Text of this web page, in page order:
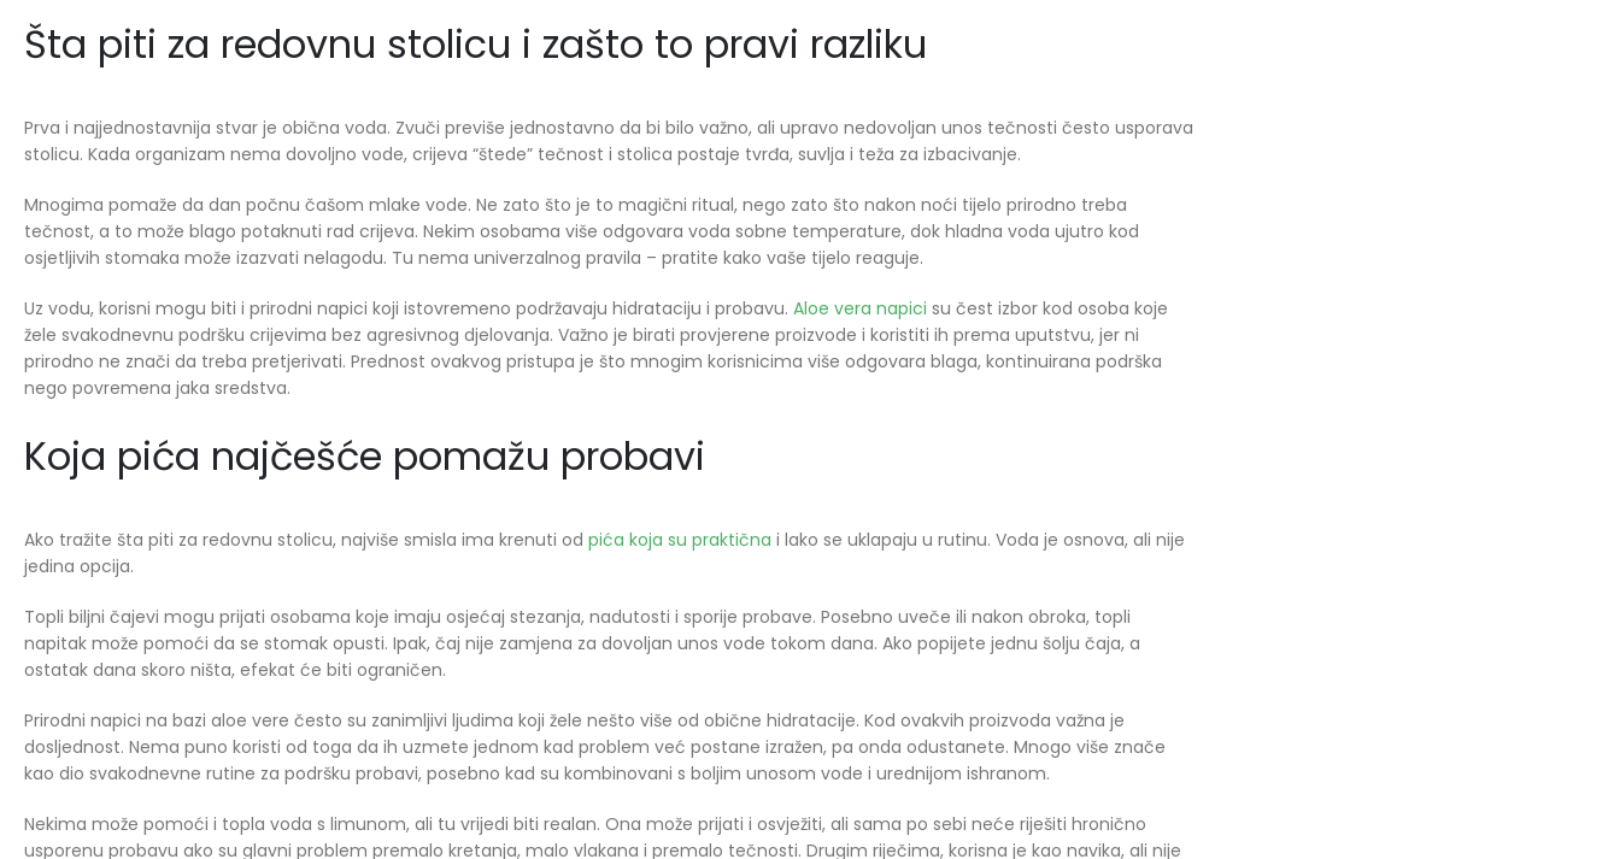
Šta piti za redovnu stolicu i zašto to pravi razliku
Prva i najjednostavnija stvar je obična voda. Zvuči previše jednostavno da bi bilo važno, ali upravo nedovoljan unos tečnosti često usporava
stolicu. Kada organizam nema dovoljno vode, crijeva “štede” tečnost i stolica postaje tvrđa, suvlja i teža za izbacivanje.
Mnogima pomaže da dan počnu čašom mlake vode. Ne zato što je to magični ritual, nego zato što nakon noći tijelo prirodno treba
tečnost, a to može blago potaknuti rad crijeva. Nekim osobama više odgovara voda sobne temperature, dok hladna voda ujutro kod
osjetljivih stomaka može izazvati nelagodu. Tu nema univerzalnog pravila – pratite kako vaše tijelo reaguje.
Uz vodu, korisni mogu biti i prirodni napici koji istovremeno podržavaju hidrataciju i probavu. Aloe vera napici su čest izbor kod osoba koje
žele svakodnevnu podršku crijevima bez agresivnog djelovanja. Važno je birati provjerene proizvode i koristiti ih prema uputstvu, jer ni
prirodno ne znači da treba pretjerivati. Prednost ovakvog pristupa je što mnogim korisnicima više odgovara blaga, kontinuirana podrška
nego povremena jaka sredstva.
Koja pića najčešće pomažu probavi
Ako tražite šta piti za redovnu stolicu, najviše smisla ima krenuti od pića koja su praktična i lako se uklapaju u rutinu. Voda je osnova, ali nije
jedina opcija.
Topli biljni čajevi mogu prijati osobama koje imaju osjećaj stezanja, nadutosti i sporije probave. Posebno uveče ili nakon obroka, topli
napitak može pomoći da se stomak opusti. Ipak, čaj nije zamjena za dovoljan unos vode tokom dana. Ako popijete jednu šolju čaja, a
ostatak dana skoro ništa, efekat će biti ograničen.
Prirodni napici na bazi aloe vere često su zanimljivi ljudima koji žele nešto više od obične hidratacije. Kod ovakvih proizvoda važna je
dosljednost. Nema puno koristi od toga da ih uzmete jednom kad problem već postane izražen, pa onda odustanete. Mnogo više znače
kao dio svakodnevne rutine za podršku probavi, posebno kad su kombinovani s boljim unosom vode i urednijom ishranom.
Nekima može pomoći i topla voda s limunom, ali tu vrijedi biti realan. Ona može prijati i osvježiti, ali sama po sebi neće riješiti hronično
usporenu probavu ako su glavni problem premalo kretanja, malo vlakana i premalo tečnosti. Drugim riječima, korisna je kao navika, ali nije